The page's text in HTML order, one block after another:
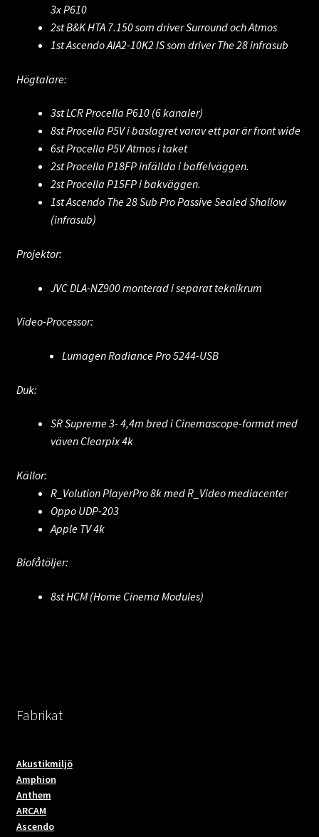
3x P610
2st B&K HTA 7.150 som driver Surround och Atmos
1st Ascendo AIA2-10K2 IS som driver The 28 infrasub
Högtalare:
3st LCR Procella P610 (6 kanaler)
8st Procella P5V i baslagret varav ett par är front wide
6st Procella P5V Atmos i taket
2st Procella P18FP infällda i baffelväggen.
2st Procella P15FP i bakväggen.
1st Ascendo The 28 Sub Pro Passive Sealed Shallow
(infrasub)
Projektor:
JVC DLA-NZ900 monterad i separat teknikrum
Video-Processor:
Lumagen Radiance Pro 5244-USB
Duk:
SR Supreme 3- 4,4m bred i Cinemascope-format med
väven Clearpix 4k
Källor:
R_Volution PlayerPro 8k med R_Video mediacenter
Oppo UDP-203
Apple TV 4k
Biofåtöljer:
8st HCM (Home Cinema Modules)
Fabrikat
Akustikmiljö
Amphion
Anthem
ARCAM
Ascendo